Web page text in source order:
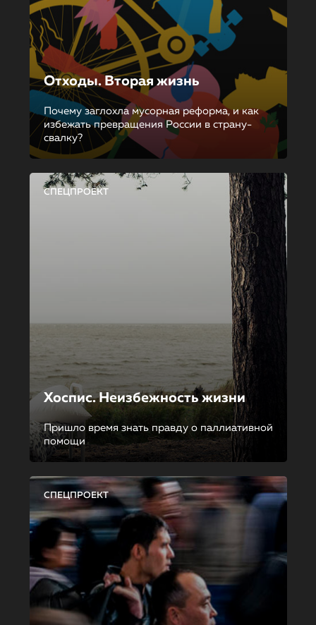
Отходы. Вторая жизнь
Почему заглохла мусорная реформа, и как
избежать превращения России в страну-
свалку?
СПЕЦПРОЕКТ
Хоспис. Неизбежность жизни
Пришло время знать правду о паллиативной
помощи
СПЕЦПРОЕКТ